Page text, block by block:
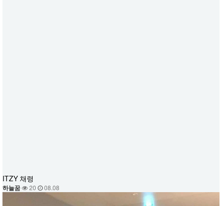
ITZY 채령
하늘꿈 20 08.08